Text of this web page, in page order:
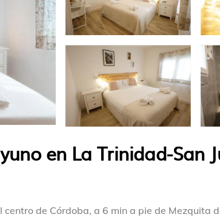
en La Trinidad-San
centro de Córdoba, a 6 min a pie de Mezquita